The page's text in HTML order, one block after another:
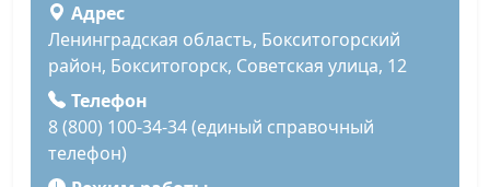
Адрес
Ленинградская область, Бокситогорский
район, Бокситогорск, Советская улица, 12
Телефон
8 (800) 100-34-34 (единый справочный
телефон)